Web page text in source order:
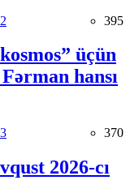
395
üçün
hansı
370
2026-cı